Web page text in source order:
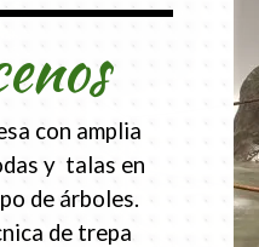
con amplia
y talas en
de árboles.
de trepa